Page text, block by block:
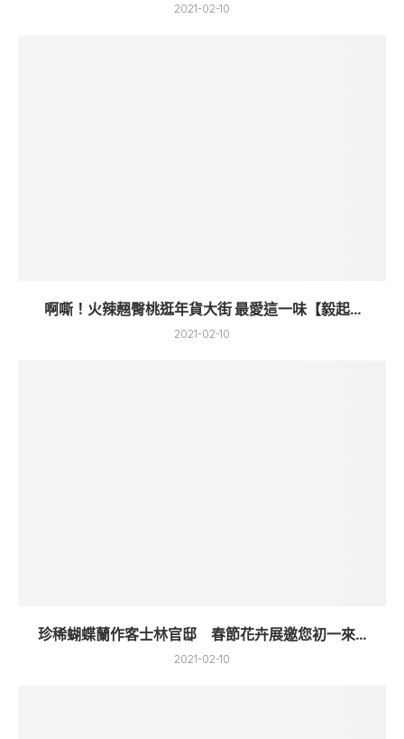
2021-02-10
啊嘶！火辣翹臀桃逛年貨大街 最愛這一味【毅起...
2021-02-10
珍稀蝴蝶蘭作客士林官邸 春節花卉展邀您初一來...
2021-02-10